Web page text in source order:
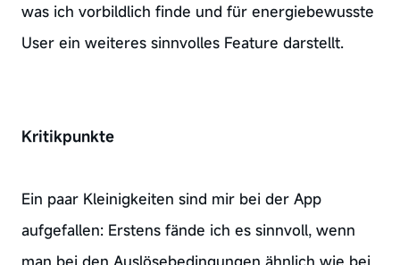
was ich vorbildlich finde und für energiebewusste
User ein weiteres sinnvolles Feature darstellt.
Kritikpunkte
Ein paar Kleinigkeiten sind mir bei der App
aufgefallen: Erstens fände ich es sinnvoll, wenn
man bei den Auslösebedingungen ähnlich wie bei